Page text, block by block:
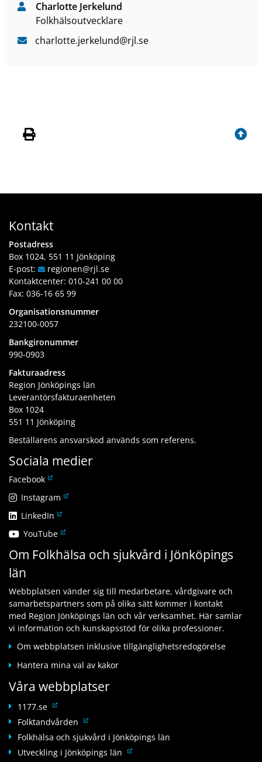
Charlotte Jerkelund
Folkhälsoutvecklare
charlotte.jerkelund@rjl.se
Kontakt
Postadress
Box 1024, 551 11 Jönköping
E-post:
regionen@rjl.se
Kontaktcenter: 010-241 00 00
Fax: 036-16 65 99
Organisationsnummer
232100-0057
Bankgironummer
990-0903
Fakturaadress
Region Jönköpings län
Leverantörsfakturaenheten
Box 1024
551 11 Jönköping
Beställarens ansvarskod används som referens.
Sociala medier
FacebookL
n
k
i
l
n
n
a
n
e
b
p
a
t
s
Instagram L
ä
k
i
a
n
n
a
n
e
b
b
l
t
s
LinkedIn L
n
k
l
l
a
n
a
n
e
p
a
YouTubeL
n
i
l
l
a
n
a
w
b
p
l
Om Folkhälsa och sjukvård i Jönköpings
län
Webbplatsen vänder sig till medarbetare, vårdgivare och
samarbetspartners som på olika sätt kommer i kontakt
med Region Jönköpings län och vår verksamhet. Här samlar
vi information och kunskapsstöd för olika professioner.
Om webbplatsen inklusive tillgänglighetsredogörelse
Hantera mina val av kakor
Våra webbplatser
1177.se L
ä
k
t
Folktandvården L
ä
k
Folkhälsa och sjukvård i Jönköpings län
Utveckling i Jönköpings län L